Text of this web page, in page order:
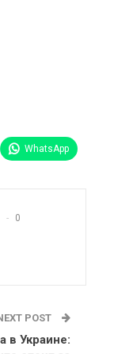
WhatsApp
0
POST
в Украине: